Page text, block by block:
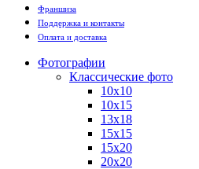
Франшиза
Поддержка и контакты
Оплата и доставка
Фотографии
Классические фото
10х10
10х15
13х18
15х15
15х20
20х20